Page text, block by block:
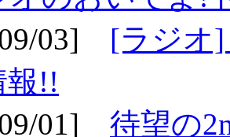
03] [ラジオ]
報!!
01] 待望の